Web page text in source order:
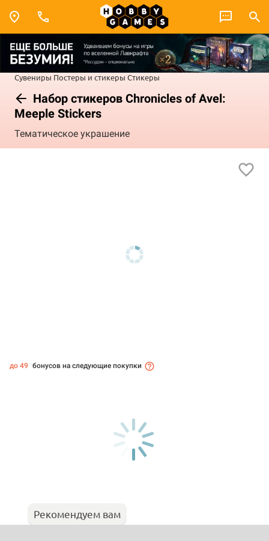
Сувениры Постеры и стикеры Стикеры
Набор стикеров Chronicles of Avel:
Meeple Stickers
Тематическое украшение
до 49 бонусов на следующие покупки
Рекомендуем вам